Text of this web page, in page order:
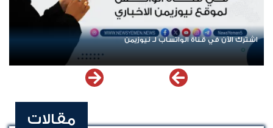
اشترك الآن في قناة الواتساب لـ نيوزيمن
مقالات